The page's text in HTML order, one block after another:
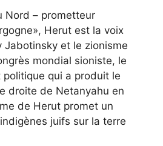
Nord – prometteur
Herut est la voix
Jabotinsky et le zionisme
mondial sioniste, le
politique qui a produit le
droite de Netanyahu en
de Herut promet un
juifs sur la terre